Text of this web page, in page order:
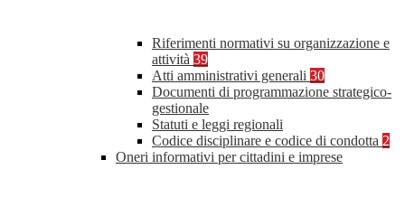
Riferimenti normativi su organizzazione e
attività 39
Atti amministrativi generali 30
Documenti di programmazione strategico-
gestionale
Statuti e leggi regionali
Codice disciplinare e codice di condotta 2
Oneri informativi per cittadini e imprese